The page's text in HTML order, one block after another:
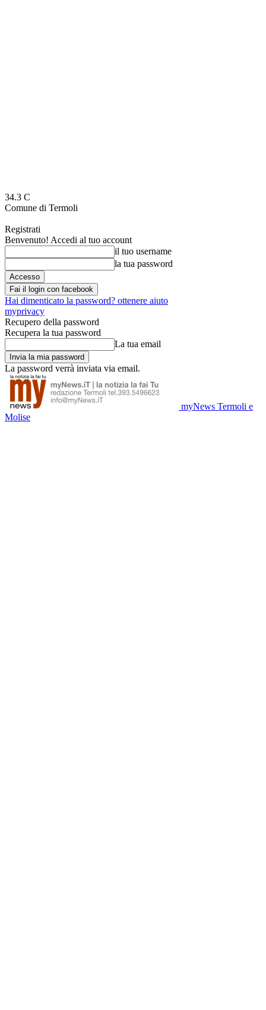
34.3 C
Comune di Termoli
Registrati
Benvenuto! Accedi al tuo account
il tuo username
la tua password
Fai il login con facebook
Hai dimenticato la password? ottenere aiuto
myprivacy
Recupero della password
Recupera la tua password
La tua email
La password verrà inviata via email.
myNews Termoli e
Molise